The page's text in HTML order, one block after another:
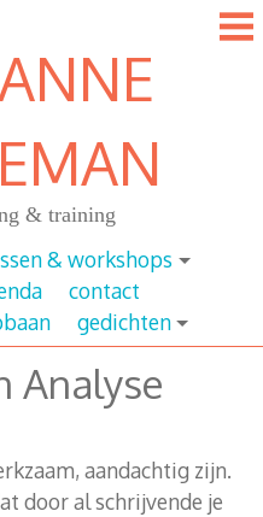
& training
& workshops
contact
gedichten
Analyse
aandachtig zijn.
door al schrijvende je